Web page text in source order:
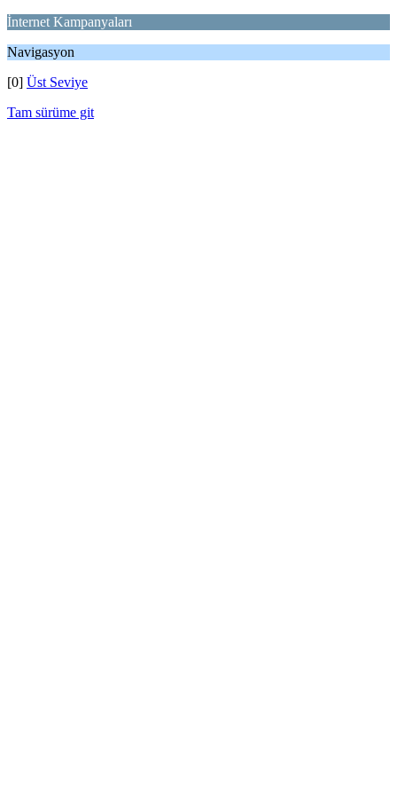
İnternet Kampanyaları
Navigasyon
[0] Üst Seviye
Tam sürüme git